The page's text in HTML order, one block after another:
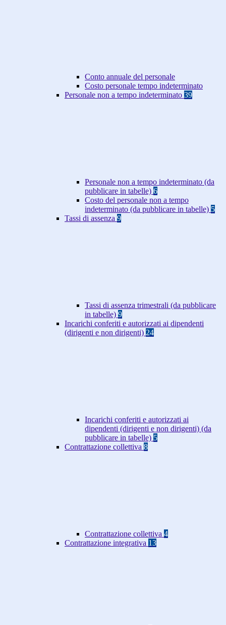
Conto annuale del personale
Costo personale tempo indeterminato
Personale non a tempo indeterminato 39
Personale non a tempo indeterminato (da
pubblicare in tabelle) 6
Costo del personale non a tempo
indeterminato (da pubblicare in tabelle) 5
Tassi di assenza 9
Tassi di assenza trimestrali (da pubblicare
in tabelle) 9
Incarichi conferiti e autorizzati ai dipendenti
(dirigenti e non dirigenti) 24
Incarichi conferiti e autorizzati ai
dipendenti (dirigenti e non dirigenti) (da
pubblicare in tabelle) 5
Contrattazione collettiva 8
Contrattazione collettiva 4
Contrattazione integrativa 13